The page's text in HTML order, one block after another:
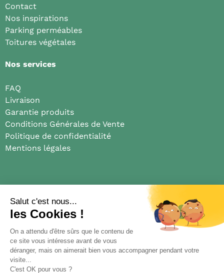
Contact
Nos inspirations
Parking perméables
Toitures végétales
Nos services
FAQ
Livraison
Garantie produits
Conditions Générales de Vente
Politique de confidentialité
Mentions légales
Blog
Presse
Truelle et coquelicot
Nous suivre